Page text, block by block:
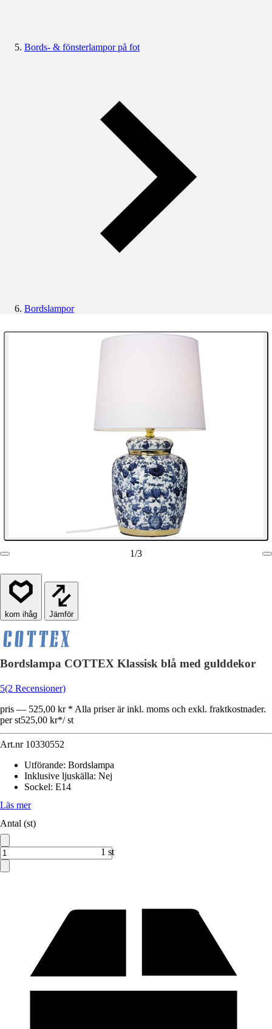
Bords- & fönsterlampor på fot
Bordslampor
1/3
Jämför
Bordslampa COTTEX Klassisk blå med gulddekor
5(2 Recensioner)
pris — 525,00 kr * Alla priser är inkl. moms och exkl. fraktkostnader.
per st525,00 kr*/ st
Art.nr 10330552
Utförande: Bordslampa
Inklusive ljuskälla: Nej
Sockel: E14
Läs mer
Antal (st)
1 st